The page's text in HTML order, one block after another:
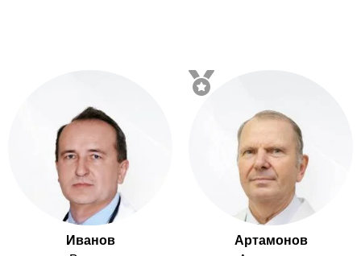
Иванов
Артамонов